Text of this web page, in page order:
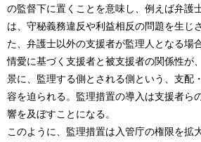
の監督下に置くことを意味し、例えば弁護
は、守秘義務違反や利益相反の問題を生じ
た、弁護士以外の支援者が監理人となる場
情愛に基づく支援者と被支援者の関係性が
景に、監理する側とされる側という、支配
容を迫られる。監理措置の導入は支援者ら
響を及ぼすことになる。
このように、監理措置は入管庁の権限を拡